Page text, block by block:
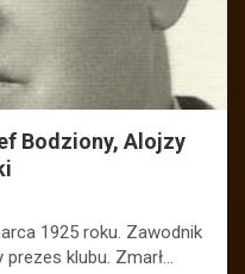
Bodziony, Alojzy
1925 roku. Zawodnik
klubu. Zmarł…